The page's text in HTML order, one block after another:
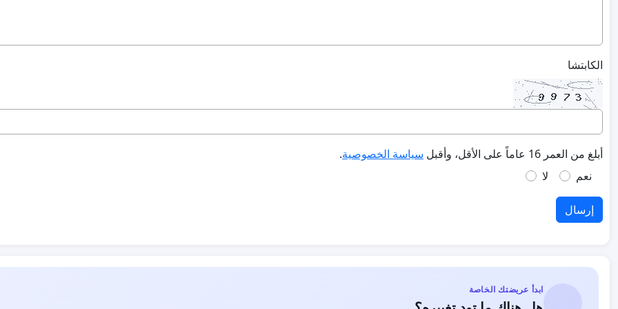
الكابتشا
أبلغ من العمر 16 عاماً على الأقل، وأقبل سياسة الخصوصية.
نعم
لا
إرسال
ابدأ عريضتك الخاصة